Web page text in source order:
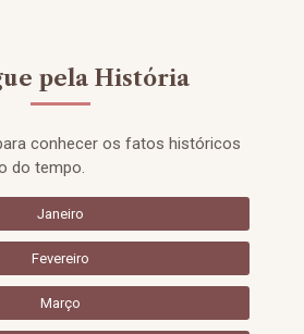
pela História
conhecer os fatos históricos
do tempo.
Janeiro
Fevereiro
Março